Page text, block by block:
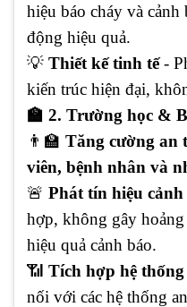
hiệu báo cháy và
động hiệu quả.
💡 Thiết kế tinh tế-
kiến trúc hiện đại,
🏫 2. Trường học &
👨‍ Tăng cường an
viên, bệnh nhân và
🚨 Phát tín hiệu
hợp, không gây
hiệu quả cảnh báo.
📶 Tích hợp hệ
nối với các hệ thống